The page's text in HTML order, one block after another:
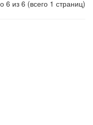
6 из 6 (всего 1 страниц)